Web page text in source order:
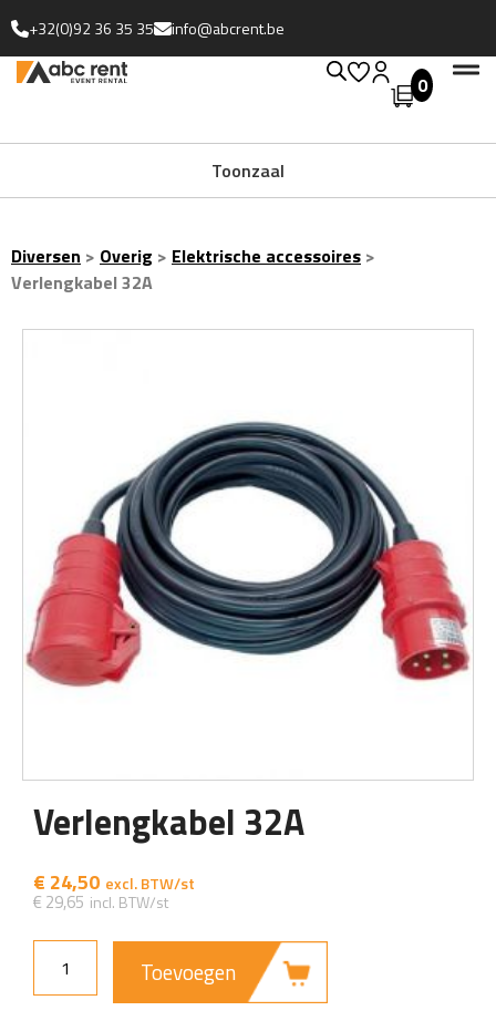
+32(0)92 36 35 35 info@abcrent.be
0
Toonzaal
Uitgebreide collectie
Diversen > Overig > Elektrische accessoires >
Verlengkabel 32A
Verlengkabel 32A
€ 24,50
€ 29,65
Toevoegen